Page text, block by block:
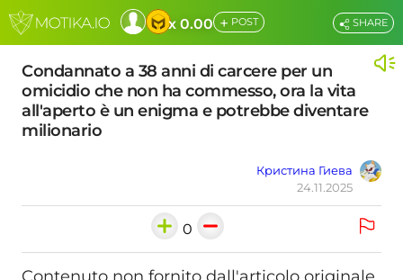
x 0.00 + POST
Condannato a 38 anni di carcere per un
omicidio che non ha commesso, ora la vita
all'aperto è un enigma e potrebbe diventare
milionario
Кристина Гиева
24.11.2025
SHARE
0